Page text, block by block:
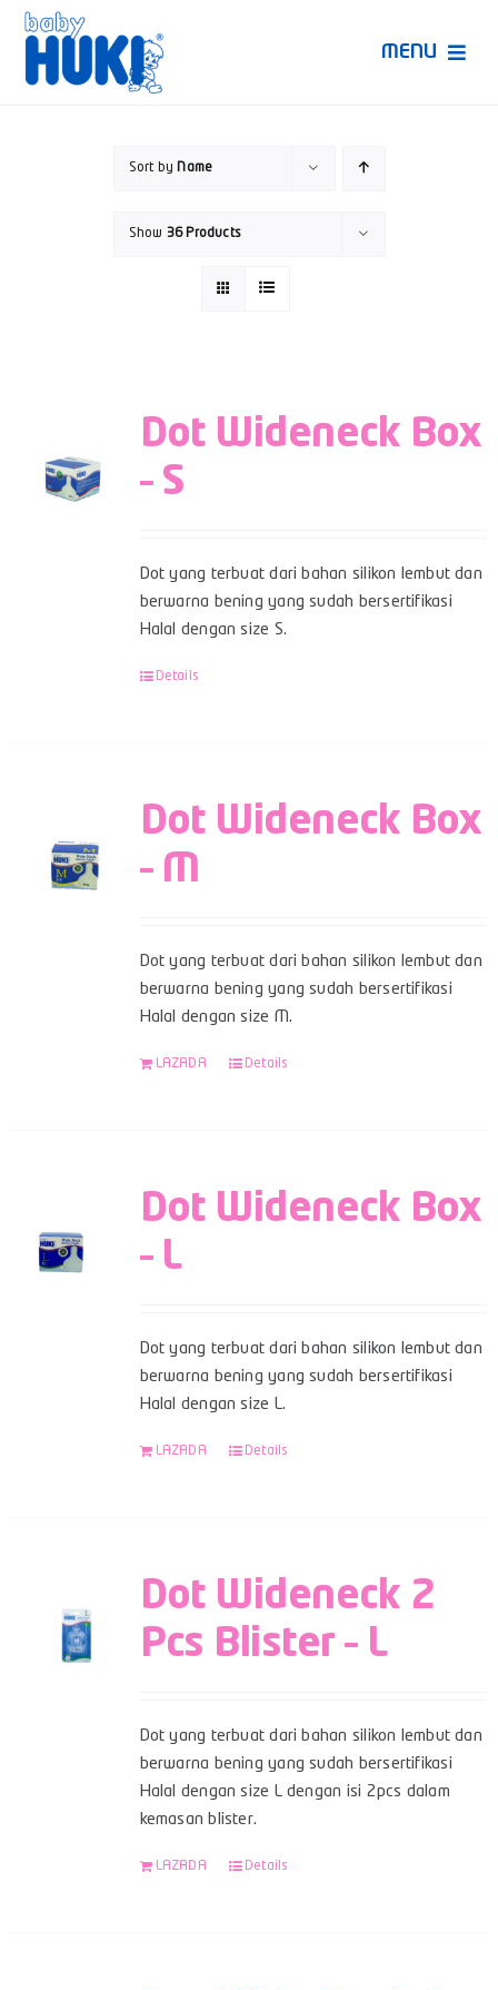
Skip
content
MENU
Sort by Name
Show 36 Products
Dot Wideneck Box
– S
Dot yang terbuat dari bahan silikon lembut dan
berwarna bening yang sudah bersertifikasi
Halal dengan size S.
Details
Dot Wideneck Box
– M
Dot yang terbuat dari bahan silikon lembut dan
berwarna bening yang sudah bersertifikasi
Halal dengan size M.
LAZADA Details
Dot Wideneck Box
– L
Dot yang terbuat dari bahan silikon lembut dan
berwarna bening yang sudah bersertifikasi
Halal dengan size L.
LAZADA Details
Dot Wideneck 2
Pcs Blister – L
Dot yang terbuat dari bahan silikon lembut dan
berwarna bening yang sudah bersertifikasi
Halal dengan size L dengan isi 2pcs dalam
kemasan blister.
LAZADA Details